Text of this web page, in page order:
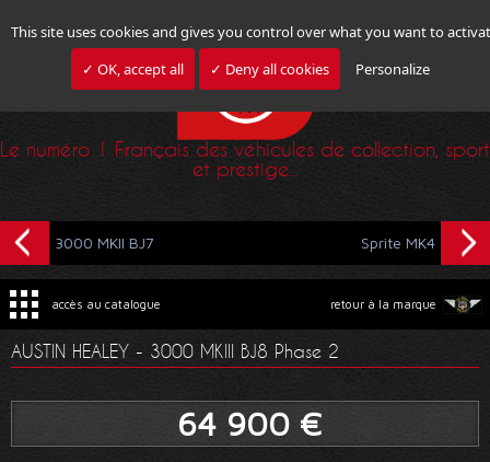
This site uses cookies and gives you control over what you want to
✓ OK, accept all
✓ Deny all cookies Personalize
Le numéro 1 Français des véhicules de collection, sport
et prestige...
3000 MKII BJ7
accès au catalogue retour à la marque
Sprite MK4
AUSTIN HEALEY - 3000 MKIII BJ8 Phase 2
64 900 €